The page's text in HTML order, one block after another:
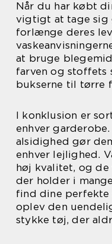
Når du har købt
vigtigt at tage sig
forlænge deres
at bruge
farven og
bukserne til tørre
I konklusion er
enhver
alsidighed gør
enhver lejlighed.
høj kvalitet, og
der holder i
find dine perfekte
oplev den
stykke tøj, der